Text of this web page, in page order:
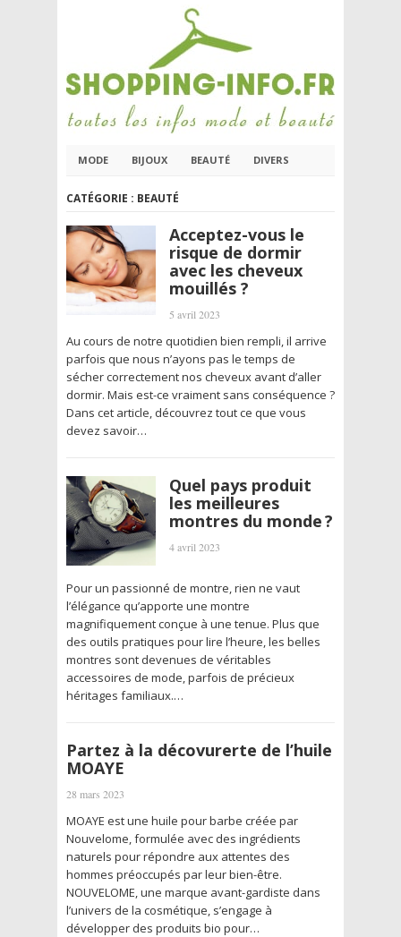
MODE BIJOUX BEAUTÉ DIVERS
CATÉGORIE : BEAUTÉ
Acceptez-vous le
risque de dormir
avec les cheveux
mouillés ?
5 avril 2023
Au cours de notre quotidien bien rempli, il arrive
parfois que nous n’ayons pas le temps de
sécher correctement nos cheveux avant d’aller
dormir. Mais est-ce vraiment sans conséquence ?
Dans cet article, découvrez tout ce que vous
devez savoir…
Quel pays produit
les meilleures
montres du monde ?
4 avril 2023
Pour un passionné de montre, rien ne vaut
l’élégance qu’apporte une montre
magnifiquement conçue à une tenue. Plus que
des outils pratiques pour lire l’heure, les belles
montres sont devenues de véritables
accessoires de mode, parfois de précieux
héritages familiaux.…
Partez à la décovurerte de l’huile
MOAYE
28 mars 2023
MOAYE est une huile pour barbe créée par
Nouvelome, formulée avec des ingrédients
naturels pour répondre aux attentes des
hommes préoccupés par leur bien-être.
NOUVELOME, une marque avant-gardiste dans
l’univers de la cosmétique, s’engage à
développer des produits bio pour…